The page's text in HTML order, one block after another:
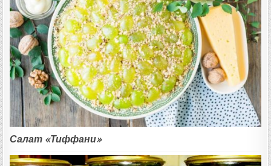
Салат «Тиффани»